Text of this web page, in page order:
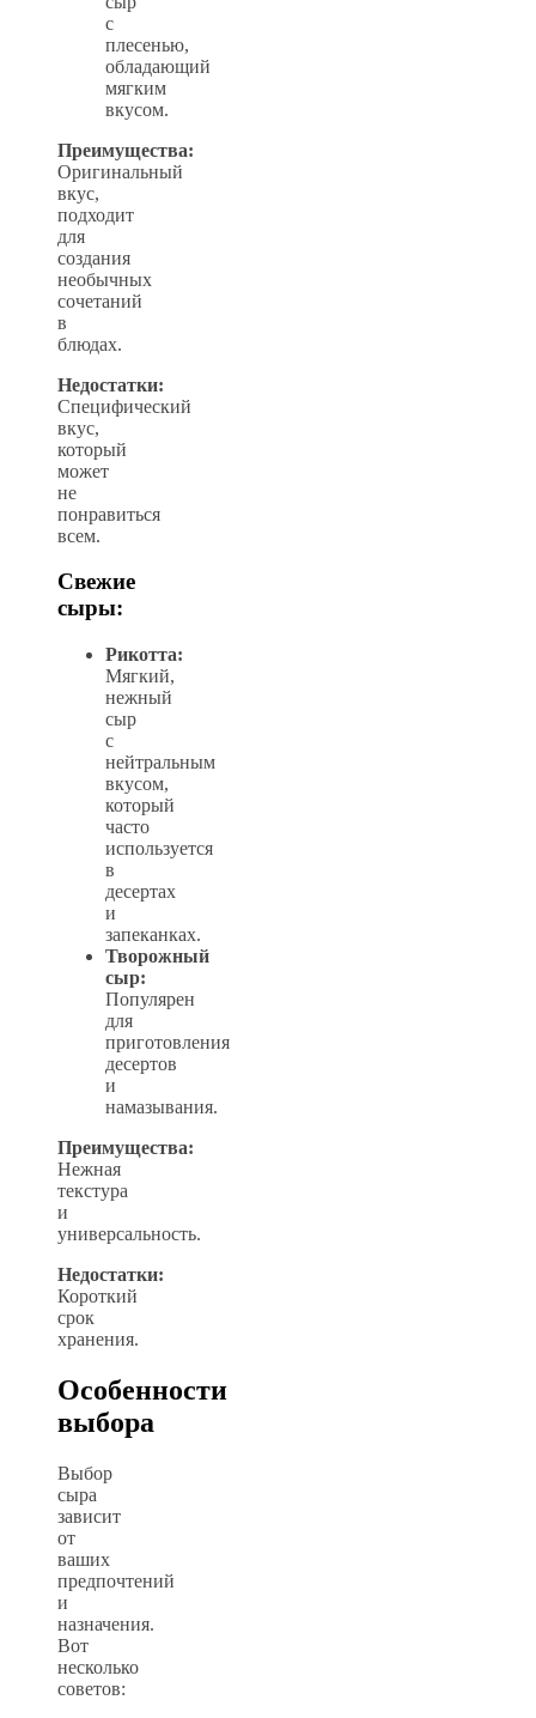
с
плесенью,
обладающий
мягким
вкусом.
Преимущества:
Оригинальный
вкус,
подходит
для
создания
необычных
сочетаний
в
блюдах.
Недостатки:
Специфический
вкус,
который
может
не
понравиться
всем.
Свежие
сыры:
Рикотта:
Мягкий,
нежный
сыр
с
нейтральным
вкусом,
который
часто
используется
в
десертах
и
запеканках.
Творожный
сыр:
Популярен
для
приготовления
десертов
и
намазывания.
Преимущества:
Нежная
текстура
и
универсальность.
Недостатки:
Короткий
срок
хранения.
Особенности
выбора
Выбор
сыра
зависит
от
ваших
предпочтений
и
назначения.
Вот
несколько
советов: